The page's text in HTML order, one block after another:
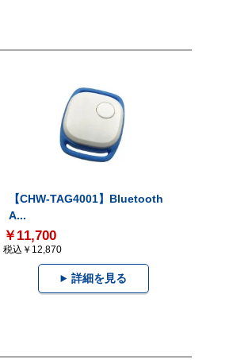
【CHW-TAG4001】Bluetooth
A...
￥11,700
税込￥12,870
詳細を見る